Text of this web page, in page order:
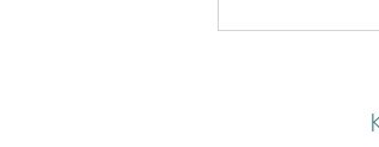
WET II : La